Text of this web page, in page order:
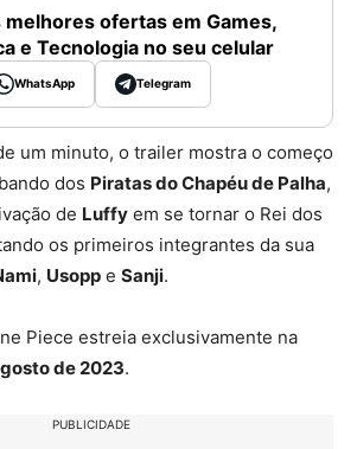
melhores ofertas em Games,
e Tecnologia no seu celular
WhatsApp Telegram
um minuto, o trailer mostra o começo
dos Piratas do Chapéu de Palha,
de Luffy em se tornar o Rei dos
os primeiros integrantes da sua
, Usopp e Sanji.
Piece estreia exclusivamente na
de 2023.
PUBLICIDADE